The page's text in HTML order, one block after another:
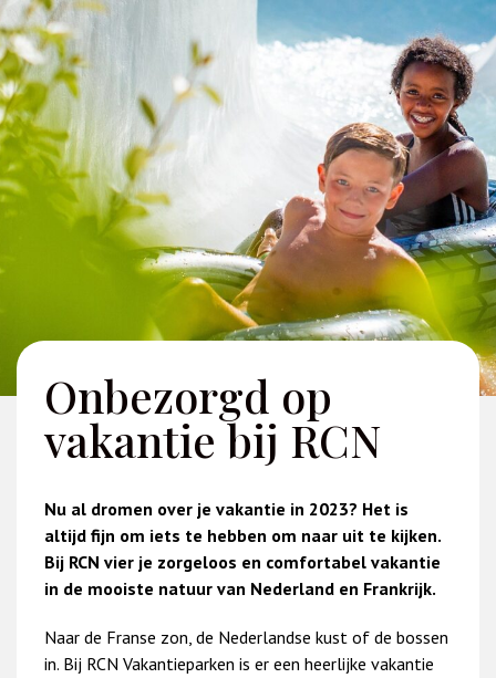
Onbezorgd op
vakantie bij RCN
Nu al dromen over je vakantie in 2023? Het is
altijd fijn om iets te hebben om naar uit te kijken.
Bij RCN vier je zorgeloos en comfortabel vakantie
in de mooiste natuur van Nederland en Frankrijk.
Naar de Franse zon, de Nederlandse kust of de bossen
in. Bij RCN Vakantieparken is er een heerlijke vakantie